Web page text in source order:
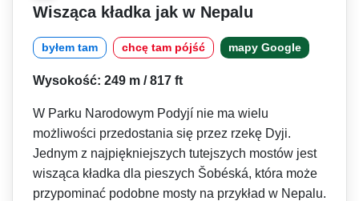
Wisząca kładka jak w Nepalu
byłem tam chcę tam pójść mapy Google
Wysokość: 249 m / 817 ft
W Parku Narodowym Podyjí nie ma wielu
możliwości przedostania się przez rzekę Dyji.
Jednym z najpiękniejszych tutejszych mostów jest
wisząca kładka dla pieszych Šobéská, która może
przypominać podobne mosty na przykład w Nepalu.